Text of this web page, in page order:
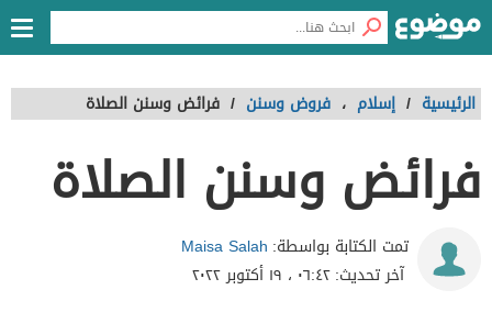
الرئيسية / إسلام ، فروض وسنن / فرائض وسنن الصلاة
فرائض وسنن الصلاة
تمت الكتابة بواسطة: Maisa Salah
آخر تحديث:٠٦:٤٢ ، ١٩ أكتوبر ٢٠٢٢